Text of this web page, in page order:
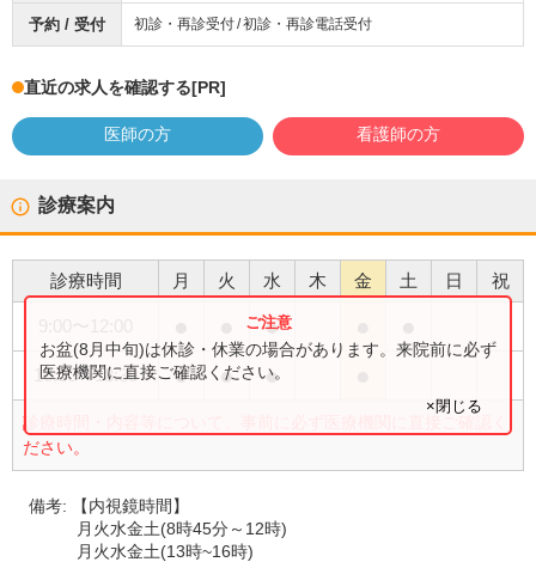
予約 / 受付 初診・再診受付 初診・再診電話受付
直近の求人を確認する[PR]
医師の方 看護師の方
診療案内
診療時間 月 火 水 木 金 土 日 祝
●
16:00〜18:30 ● ● ●
診療時間・内容等について、事前に必ず医療機関に直接ご確認く
ださい。
お盆(8月中旬)は休診・休業の場合があります。来院前に必ず
医療機関に直接ご確認ください。
×閉じる
備考:
【内視鏡時間】
月火水金土(8時45分～12時)
月火水金土(13時~16時)